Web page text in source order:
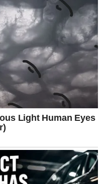
oko njega početi da ga
neće biti osoba koja
prima ljubav, pažnju
da se ostvari mnogo
JE
NOSIO SAM